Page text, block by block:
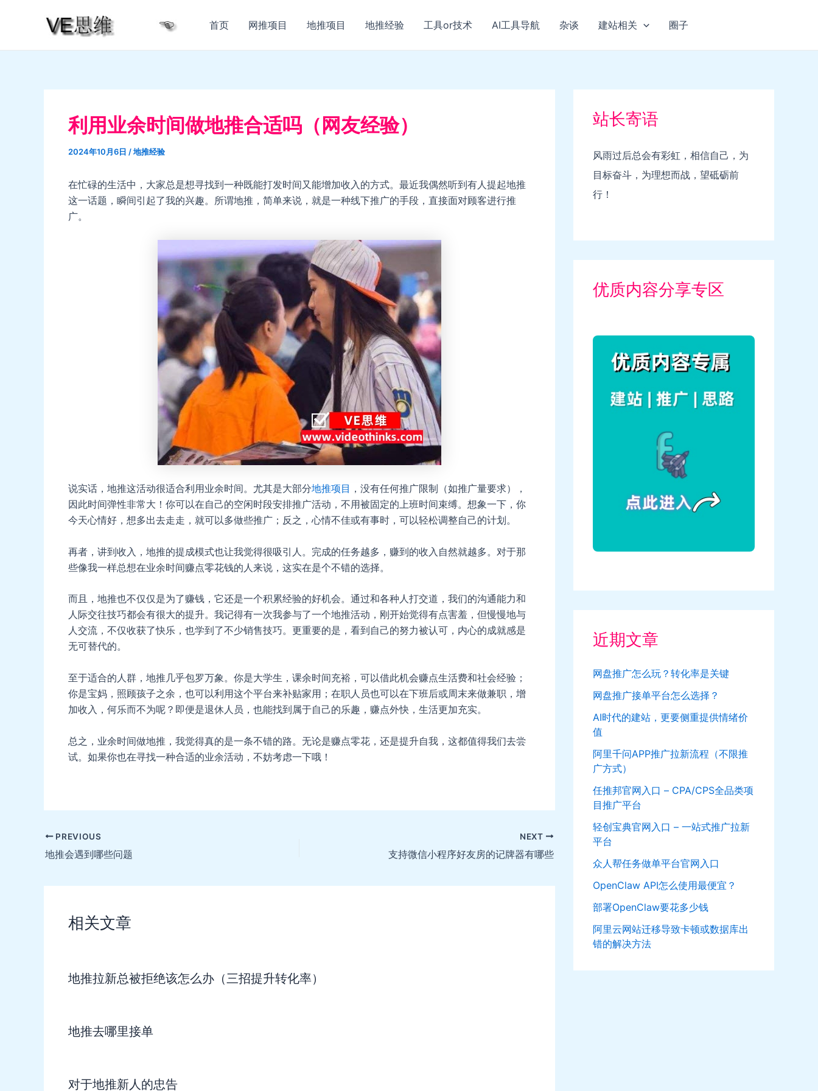
首页 网推项目 地推项目 地推经验 工具or技术 AI工具导航 杂谈 建站相关 圈子
利用业余时间做地推合适吗（网友经验）
2024年10月6日 /地推经验
在忙碌的生活中，大家总是想寻找到一种既能打发时间又能增加收入的方式。最近我偶然听到有人提起地推
这一话题，瞬间引起了我的兴趣。所谓地推，简单来说，就是一种线下推广的手段，直接面对顾客进行推
广。
说实话，地推这活动很适合利用业余时间。尤其是大部分地推项目 ，没有任何推广限制（如推广量要求），
因此时间弹性非常大！你可以在自己的空闲时段安排推广活动，不用被固定的上班时间束缚。想象一下，你
今天心情好，想多出去走走，就可以多做些推广；反之，心情不佳或有事时，可以轻松调整自己的计划。
再者，讲到收入，地推的提成模式也让我觉得很吸引人。完成的任务越多，赚到的收入自然就越多。对于那
些像我一样总想在业余时间赚点零花钱的人来说，这实在是个不错的选择。
而且，地推也不仅仅是为了赚钱，它还是一个积累经验的好机会。通过和各种人打交道，我们的沟通能力和
人际交往技巧都会有很大的提升。我记得有一次我参与了一个地推活动，刚开始觉得有点害羞，但慢慢地与
人交流，不仅收获了快乐，也学到了不少销售技巧。更重要的是，看到自己的努力被认可，内心的成就感是
无可替代的。
至于适合的人群，地推几乎包罗万象。你是大学生，课余时间充裕，可以借此机会赚点生活费和社会经验；
你是宝妈，照顾孩子之余，也可以利用这个平台来补贴家用；在职人员也可以在下班后或周末来做兼职，增
加收入，何乐而不为呢？即便是退休人员，也能找到属于自己的乐趣，赚点外快，生活更加充实。
总之，业余时间做地推，我觉得真的是一条不错的路。无论是赚点零花，还是提升自我，这都值得我们去尝
试。如果你也在寻找一种合适的业余活动，不妨考虑一下哦！
Post
navigation
PREVIOUS
地推会遇到哪些问题
NEXT
支持微信小程序好友房的记牌器有哪些
相关文章
地推拉新总被拒绝该怎么办（三招提升转化率）
地推去哪里接单
对于地推新人的忠告
站长寄语
风雨过后总会有彩虹，相信自己，为
目标奋斗，为理想而战，望砥砺前
行！
优质内容分享专区
近期文章
网盘推广怎么玩？转化率是关键
网盘推广接单平台怎么选择？
AI时代的建站，更要侧重提供情绪价
值
阿里千问APP推广拉新流程（不限推
广方式）
任推邦官网入口 – CPA/CPS全品类项
目推广平台
轻创宝典官网入口 – 一站式推广拉新
平台
众人帮任务做单平台官网入口
OpenClaw API怎么使用最便宜？
部署OpenClaw要花多少钱
阿里云网站迁移导致卡顿或数据库出
错的解决方法